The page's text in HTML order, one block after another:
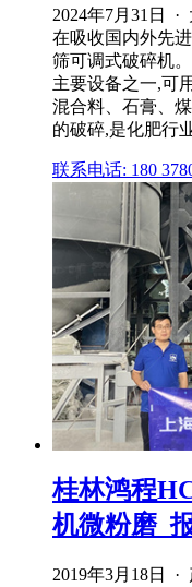
2024年7月31日
在吸收国内外先
筛可调式破碎机
主要设备之一,可
混合料、石膏、
的破碎,是化肥行
联系电话: 180
桂林鸿程
机微粉磨_
2019年3月18日